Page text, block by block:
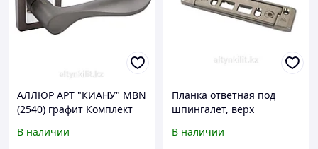
АЛЛЮР АРТ "КИАНУ" MBN
(2540) графит Комплект
В наличии
Планка ответная под
шпингалет, верх
В наличии